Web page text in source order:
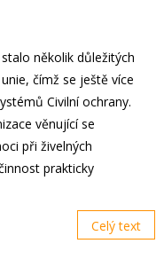
několik důležitých
čímž se ještě více
Civilní ochrany.
věnující se
při živelných
prakticky
Celý text